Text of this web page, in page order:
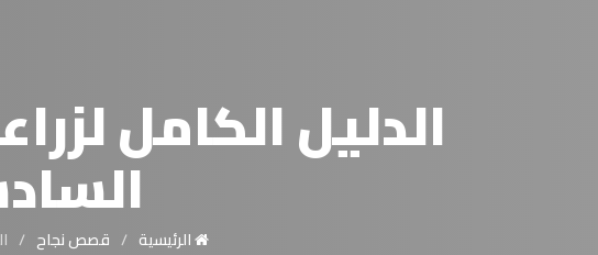
الدليل الكامل
السادسة
الرئيسية قصص نجاح